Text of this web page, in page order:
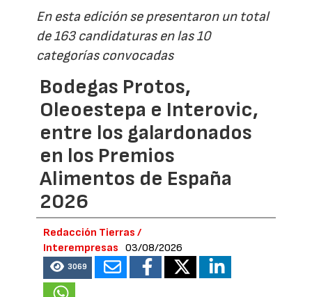
En esta edición se presentaron un total
de 163 candidaturas en las 10
categorías convocadas
Bodegas Protos,
Oleoestepa e Interovic,
entre los galardonados
en los Premios
Alimentos de España
2026
Redacción Tierras /
Interempresas
03/08/2026
3069